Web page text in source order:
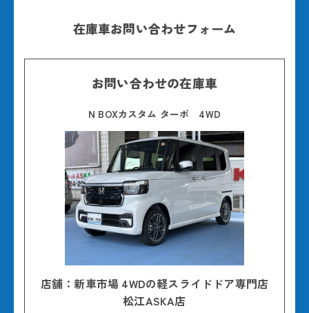
在庫車お問い合わせフォーム
お問い合わせの在庫車
N BOXカスタム ターボ 4WD
店舗：新車市場 4WDの軽スライドドア専門店
松江ASKA店